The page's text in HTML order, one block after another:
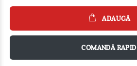
ADAUGĂ
COMANDĂ RAPID